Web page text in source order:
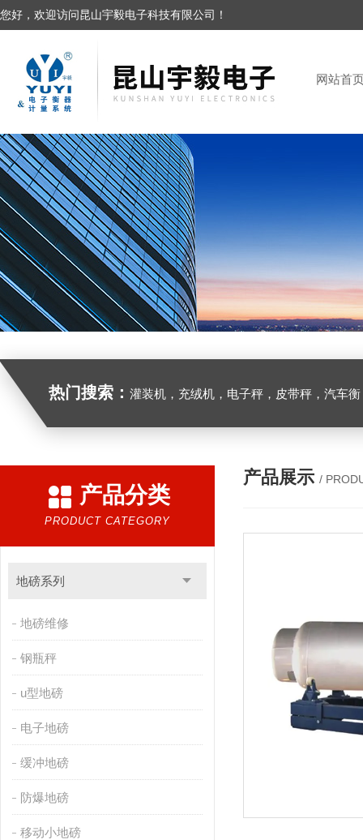
您好，欢迎访问昆山宇毅电子科技有限公司！
网站首
热门搜索： 灌装机，充绒机，电子秤，皮带秤，汽车
产品分类
PRODUCT CATEGORY
地磅系列
地磅维修
钢瓶秤
u型地磅
电子地磅
缓冲地磅
防爆地磅
移动小地磅
产品展示 /